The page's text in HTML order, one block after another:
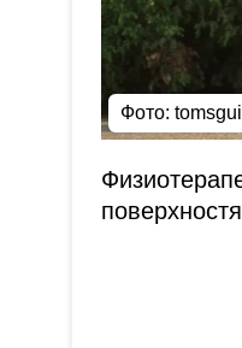
Фото: